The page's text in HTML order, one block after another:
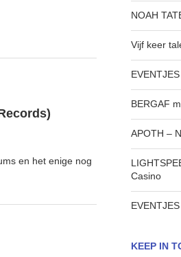
en het enige nog
NOAH
Vijf keer
BERGAF
APOTH –
Casino
KEEP IN